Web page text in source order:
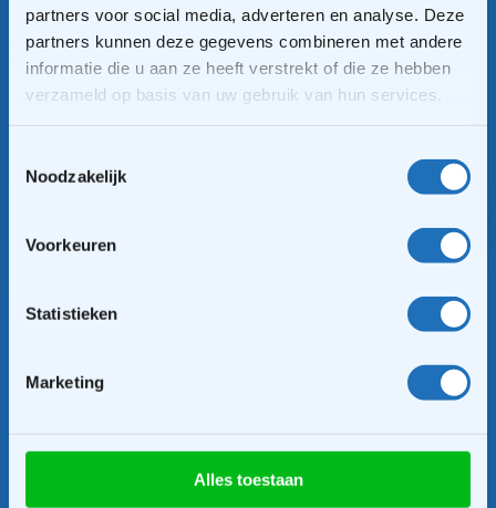
partners voor social media, adverteren en analyse. Deze
partners kunnen deze gegevens combineren met andere
informatie die u aan ze heeft verstrekt of die ze hebben
verzameld op basis van uw gebruik van hun services.
Noodzakelijk
Voorkeuren
Statistieken
Marketing
Alles toestaan
Inschrijven